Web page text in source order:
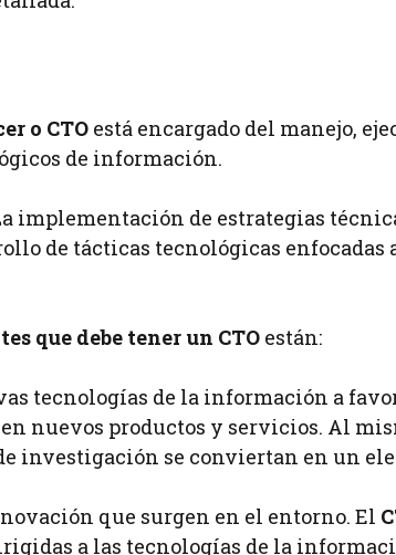
o CTO está encargado del manejo,
de información.
implementación de estrategias
de tácticas tecnológicas enfocadas
que debe tener un CTO están:
tecnologías de la información a
nuevos productos y servicios. Al
investigación se conviertan en un
que surgen en el entorno. El
a las tecnologías de la